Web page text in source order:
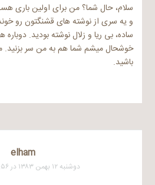
سلام، حال شما؟ من برای اولین باری
و یه سری از نوشته های قشنگتون رو
ساده، بی ریا و زلال نوشته بودید.
خوشحال میشم شما هم به من سر بزنید.
باشید.
elham
دوشنبه ۱۲ بهمن ۱۳۸۳ در ۶:۵۶ بعد از ظهر